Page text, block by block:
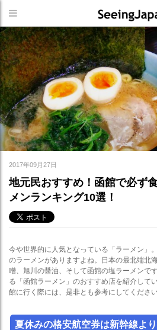
2017年09月27日
地元民おすすめ！函館で必ず
メンランキング10選！
今や世界的に人気となっている「ラーメン」
のラーメンがありますよね。日本の最北端北
噌、旭川の醤油、そして函館の塩ラーメンで
る「函館ラーメン」のおすすめ店を紹介して
館に行く際には、是非とも参考にしてくださ
夏休みの格安航空券は新幹線よ